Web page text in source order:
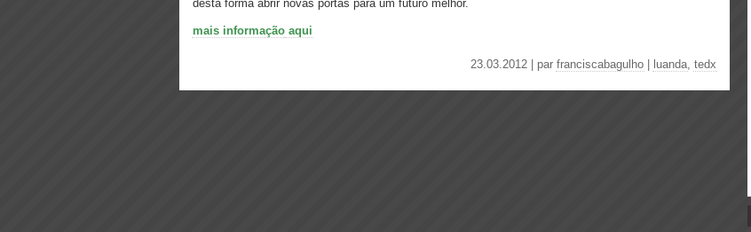
desta forma abrir novas portas para um futuro melhor.
mais informação aqui
23.03.2012 | par franciscabagulho luanda, tedx